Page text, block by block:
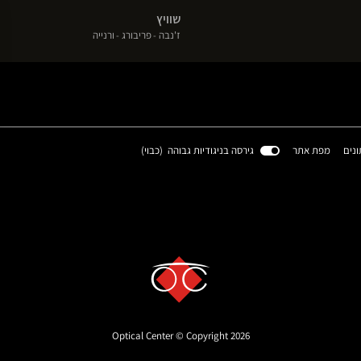
settings, ensuring compliance with regulations. Customize
שוויץ
ז'נבה(פתח
פריבורג (פתח
ורנייה(פתח
(פתחמפת אתר גירסה בניגודיות גבוהה (כבוי)
Optical Center © Copyright 2026